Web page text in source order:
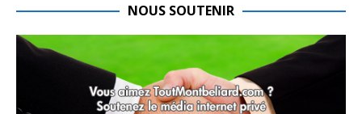
NOUS SOUTENIR